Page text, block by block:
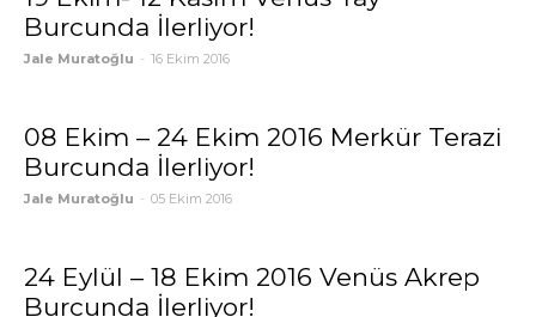
Burcunda İlerliyor!
Jale Muratoğlu - 16 Ekim 2016
08 Ekim – 24 Ekim 2016 Merkür Terazi
Burcunda İlerliyor!
Jale Muratoğlu - 05 Ekim 2016
24 Eylül – 18 Ekim 2016 Venüs Akrep
Burcunda İlerliyor!